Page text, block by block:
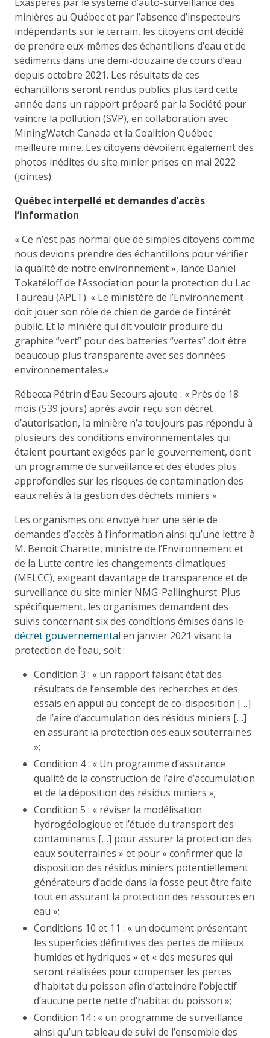
minières au Québec et par l’absence d’inspecteurs
indépendants sur le terrain, les citoyens ont décidé
de prendre eux-mêmes des échantillons d’eau et de
sédiments dans une demi-douzaine de cours d’eau
depuis octobre 2021. Les résultats de ces
échantillons seront rendus publics plus tard cette
année dans un rapport préparé par la Société pour
vaincre la pollution (SVP), en collaboration avec
MiningWatch Canada et la Coalition Québec
meilleure mine. Les citoyens dévoilent également des
photos inédites du site minier prises en mai 2022
(jointes).
Québec interpellé et demandes d’accès
l’information
« Ce n’est pas normal que de simples citoyens comme
nous devions prendre des échantillons pour vérifier
la qualité de notre environnement », lance Daniel
Tokatéloff de l’Association pour la protection du Lac
Taureau (APLT). « Le ministère de l’Environnement
doit jouer son rôle de chien de garde de l’intérêt
public. Et la minière qui dit vouloir produire du
graphite “vert” pour des batteries “vertes” doit être
beaucoup plus transparente avec ses données
environnementales.»
Rébecca Pétrin d’Eau Secours ajoute : « Près de 18
mois (539 jours) après avoir reçu son décret
d’autorisation, la minière n’a toujours pas répondu à
plusieurs des conditions environnementales qui
étaient pourtant exigées par le gouvernement, dont
un programme de surveillance et des études plus
approfondies sur les risques de contamination des
eaux reliés à la gestion des déchets miniers ».
Les organismes ont envoyé hier une série de
demandes d’accès à l’information ainsi qu’une lettre à
M. Benoit Charette, ministre de l’Environnement et
de la Lutte contre les changements climatiques
(MELCC), exigeant davantage de transparence et de
surveillance du site minier NMG-Pallinghurst. Plus
spécifiquement, les organismes demandent des
suivis concernant six des conditions émises dans le
décret gouvernemental en janvier 2021 visant la
protection de l’eau, soit :
Condition 3 : « un rapport faisant état des
résultats de l’ensemble des recherches et des
essais en appui au concept de co-disposition […]
de l’aire d’accumulation des résidus miniers […]
en assurant la protection des eaux souterraines
»;
Condition 4 : « Un programme d’assurance
qualité de la construction de l’aire d’accumulation
et de la déposition des résidus miniers »;
Condition 5 : « réviser la modélisa­tion
hydrogéologique et l’étude du transport des
contami­nants […] pour assurer la pro­tection des
eaux souterraines » et pour « confirmer que la
disposition des résidus miniers poten­tiellement
générateurs d’acide dans la fosse peut être faite
tout en assurant la protection des ressources en
eau »;
Conditions 10 et 11 : « un document présentant
les superficies définitives des pertes de milieux
humides et hydriques » et « des mesures qui
seront réalisées pour compenser les pertes
d’habitat du poisson afin d’atteindre l’objectif
d’aucune perte nette d’habitat du poisson »;
Condition 14 : « un programme de sur­veillance
ainsi qu’un tableau de suivi de l’ensemble des